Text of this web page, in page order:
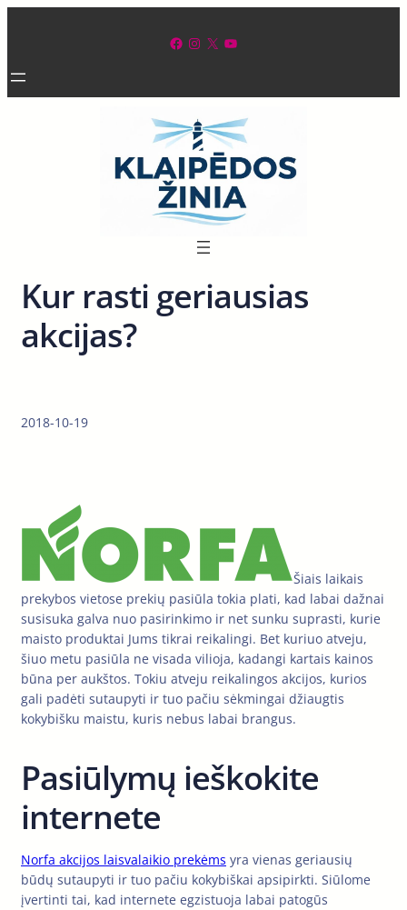
Facebook Instagram X YouTube
Kur rasti geriausias
akcijas?
2018-10-19
Šiais laikais
prekybos vietose prekių pasiūla tokia plati, kad labai dažnai
susisuka galva nuo pasirinkimo ir net sunku suprasti, kurie
maisto produktai Jums tikrai reikalingi. Bet kuriuo atveju,
šiuo metu pasiūla ne visada vilioja, kadangi kartais kainos
būna per aukštos. Tokiu atveju reikalingos akcijos, kurios
gali padėti sutaupyti ir tuo pačiu sėkmingai džiaugtis
kokybišku maistu, kuris nebus labai brangus.
Pasiūlymų ieškokite
internete
Norfa akcijos laisvalaikio prekėms yra vienas geriausių
būdų sutaupyti ir tuo pačiu kokybiškai apsipirkti. Siūlome
įvertinti tai, kad internete egzistuoja labai patogūs